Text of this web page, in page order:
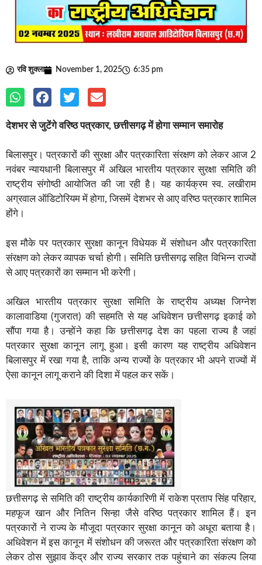
रवि शुक्ला November 1, 2025 6:35 pm
देशभर से जुटेंगे वरिष्ठ पत्रकार, छत्तीसगढ़ में होगा सम्मान समारोह
बिलासपुर। पत्रकारों की सुरक्षा और पत्रकारिता संरक्षण को लेकर आज 2
नवंबर न्यायधानी बिलासपुर में अखिल भारतीय पत्रकार सुरक्षा समिति की
राष्ट्रीय संगोष्ठी आयोजित की जा रही है। यह कार्यक्रम स्व. लखीराम
अग्रवाल ऑडिटोरियम में होगा, जिसमें देशभर से आए वरिष्ठ पत्रकार शामिल
होंगे।
इस मौके पर पत्रकार सुरक्षा कानून विधेयक में संशोधन और पत्रकारिता
संरक्षण को लेकर व्यापक चर्चा होगी। समिति छत्तीसगढ़ सहित विभिन्न राज्यों
से आए पत्रकारों का सम्मान भी करेगी।
अखिल भारतीय पत्रकार सुरक्षा समिति के राष्ट्रीय अध्यक्ष जिग्नेश
कालावाडिया (गुजरात) की सहमति से यह अधिवेशन छत्तीसगढ़ इकाई को
सौंपा गया है। उन्होंने कहा कि छत्तीसगढ़ देश का पहला राज्य है जहां
पत्रकार सुरक्षा कानून लागू हुआ। इसी कारण यह राष्ट्रीय अधिवेशन
बिलासपुर में रखा गया है, ताकि अन्य राज्यों के पत्रकार भी अपने राज्यों में
ऐसा कानून लागू कराने की दिशा में पहल कर सकें।
छत्तीसगढ़ से समिति की राष्ट्रीय कार्यकारिणी में राकेश प्रताप सिंह परिहार,
महफूज खान और नितिन सिन्हा जैसे वरिष्ठ पत्रकार शामिल हैं। इन
पत्रकारों ने राज्य के मौजूदा पत्रकार सुरक्षा कानून को अधूरा बताया है।
अधिवेशन में इस कानून में संशोधन की जरूरत और पत्रकारिता संरक्षण को
लेकर ठोस सुझाव केंद्र और राज्य सरकार तक पहुंचाने का संकल्प लिया